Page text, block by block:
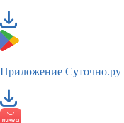
Приложение Суточно.ру